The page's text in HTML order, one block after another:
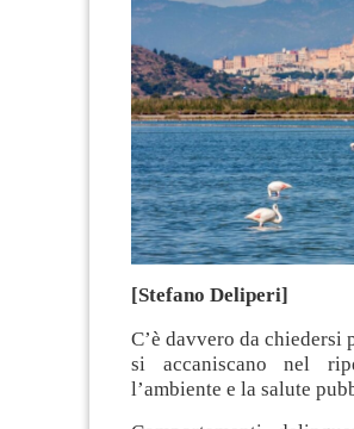
[Stefano Deliperi]
C’è davvero da chiedersi
si accaniscano nel
l’ambiente e la salute